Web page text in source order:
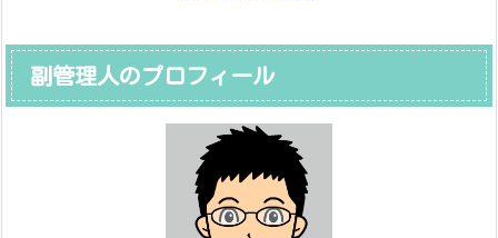
副管理人のプロフィール